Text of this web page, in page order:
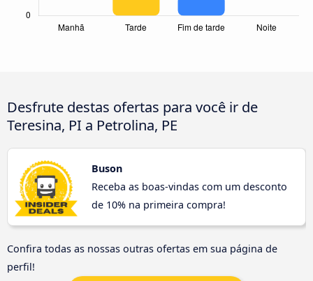
Desfrute destas ofertas para você ir de
Teresina, PI a Petrolina, PE
Buson
Receba as boas-vindas com um desconto
de 10% na primeira compra!
Confira todas as nossas outras ofertas em sua página de
perfil!